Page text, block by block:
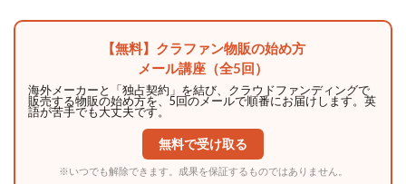
【無料】クラファン物販の始め方
メール講座（全5回）
海外メーカーと「独占契約」を結び、クラウドファンディングで
販売する物販の始め方を、5回のメールで順番にお届けします。英
語が苦手でも大丈夫です。
無料で受け取る
※いつでも解除できます。成果を保証するものではありません。